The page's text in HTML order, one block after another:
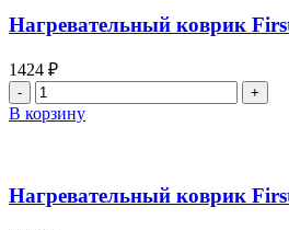
Нагревательный коврик
1424 ₽
Количество
товара
Heat
60*60
В корзину
Нагревательный коврик